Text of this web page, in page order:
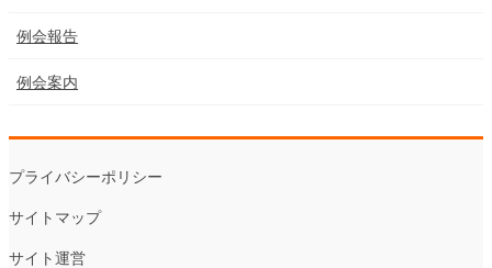
例会報告
例会案内
プライバシーポリシー
サイトマップ
サイト運営